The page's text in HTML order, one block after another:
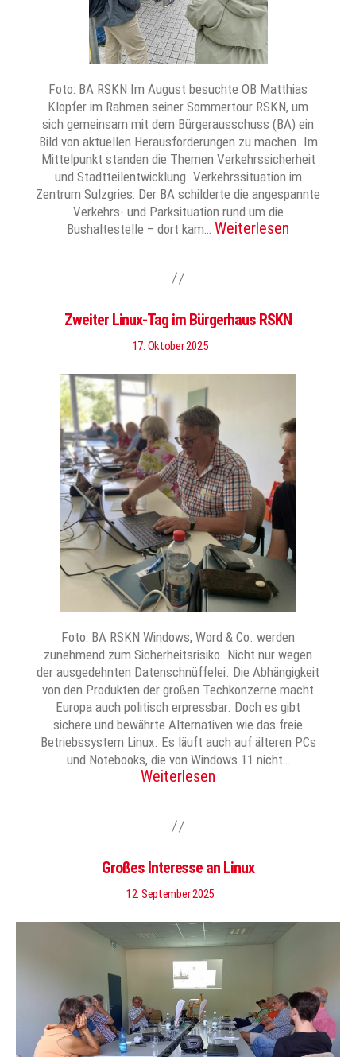
Foto: BA RSKN Im August besuchte OB Matthias
Klopfer im Rahmen seiner Sommertour RSKN, um
sich gemeinsam mit dem Bürgerausschuss (BA) ein
Bild von aktuellen Herausforderungen zu machen. Im
Mittelpunkt standen die Themen Verkehrssicherheit
und Stadtteilentwicklung. Verkehrssituation im
Zentrum Sulzgries: Der BA schilderte die angespannte
Verkehrs- und Parksituation rund um die
Bushaltestelle – dort kam… Weiterlesen
Zweiter Linux-Tag im Bürgerhaus RSKN
17. Oktober 2025
Foto: BA RSKN Windows, Word & Co. werden
zunehmend zum Sicherheitsrisiko. Nicht nur wegen
der ausgedehnten Datenschnüffelei. Die Abhängigkeit
von den Produkten der großen Techkonzerne macht
Europa auch politisch erpressbar. Doch es gibt
sichere und bewährte Alternativen wie das freie
Betriebssystem Linux. Es läuft auch auf älteren PCs
und Notebooks, die von Windows 11 nicht…
Weiterlesen
Großes Interesse an Linux
12. September 2025